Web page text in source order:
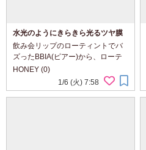
水光のようにきらきら光るツヤ膜
で唇をラッピングするBBIAのグロ
ウティント
飲み会リップのローティントでバ
ズったBBIA(ピアー)から、ローテ
ィントよりさらにシアーな「グロ
ウティント」をご紹介。 水光のよ
うにきらきら光るツヤ膜で、ラッ
HONEY (0)
1/6 (火) 7:58